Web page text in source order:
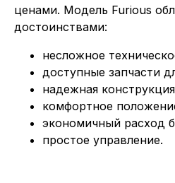
ценами. Модель Furious
достоинствами:
несложное
доступные запчасти
надежная
комфортное
экономичный расход
простое управление.